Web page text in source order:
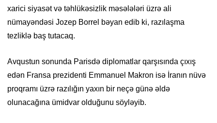
xarici siyasət və təhlükəsizlik məsələləri üzrə ali
nümayəndəsi Jozep Borrel bəyan edib ki, razılaşma
tezliklə baş tutacaq.
Avqustun sonunda Parisdə diplomatlar qarşısında çıxış
edən Fransa prezidenti Emmanuel Makron isə İranın nüvə
proqramı üzrə razılığın yaxın bir neçə günə əldə
olunacağına ümidvar olduğunu söyləyib.